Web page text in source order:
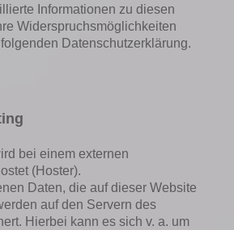
Informationen zu diesen
Widerspruchsmöglichkeiten
Datenschutzerklärung.
bei einem externen
(Hoster).
Daten, die auf dieser Website
auf den Servern des
Hierbei kann es sich v. a. um